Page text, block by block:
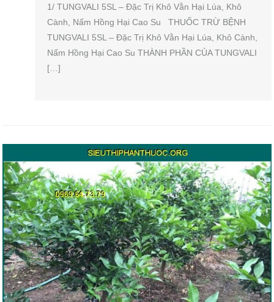
1/ TUNGVALI 5SL – Đặc Trị Khô Vằn Hại Lúa, Khô
Cành, Nấm Hồng Hại Cao Su THUỐC TRỪ BỆNH
TUNGVALI 5SL – Đặc Trị Khô Vằn Hại Lúa, Khô Cành,
Nấm Hồng Hại Cao Su THÀNH PHẦN CỦA TUNGVALI
[…]